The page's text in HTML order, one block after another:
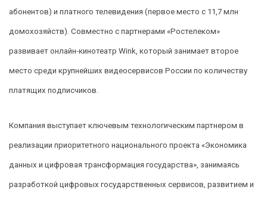
абонентов) и платного телевидения (первое место с 11,7 млн
домохозяйств). Совместно с партнерами «Ростелеком»
развивает онлайн-кинотеатр Wink, который занимает второе
место среди крупнейших видеосервисов России по количеству
платящих подписчиков.
Компания выступает ключевым технологическим партнером в
реализации приоритетного национального проекта «Экономика
данных и цифровая трансформация государства», занимаясь
разработкой цифровых государственных сервисов, развитием и